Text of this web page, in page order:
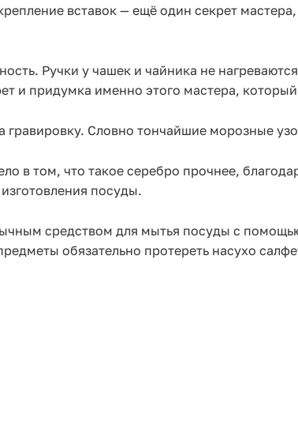
вставок — ещё один секрет
Ручки у чашек и чайника не
и придумка именно этого мастера,
гравировку. Словно тончайшие морозные
в том, что такое серебро прочнее,
посуды.
средством для мытья посуды с
обязательно протереть насухо